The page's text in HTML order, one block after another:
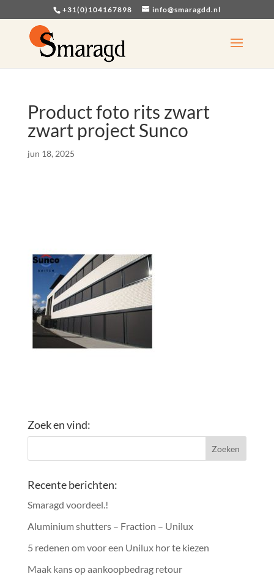
+31(0)104167898 info@smaragdd.nl
Product foto rits zwart
zwart project Sunco
jun 18, 2025
Zoek en vind:
Recente berichten:
Smaragd voordeel.!
Aluminium shutters – Fraction – Unilux
5 redenen om voor een Unilux hor te kiezen
Maak kans op aankoopbedrag retour